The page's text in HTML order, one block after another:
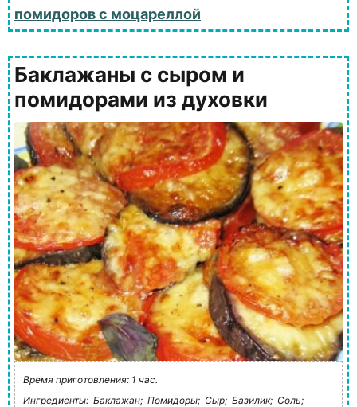
помидоров с моцареллой
Баклажаны с сыром и
помидорами из духовки
Время приготовления: 1 час.
Ингредиенты: Баклажан; Помидоры; Сыр; Базилик; Соль;